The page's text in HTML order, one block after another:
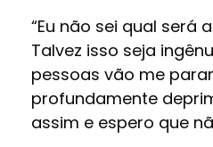
“Eu não sei qual será
Talvez isso seja
pessoas vão me
profundamente
assim e espero que